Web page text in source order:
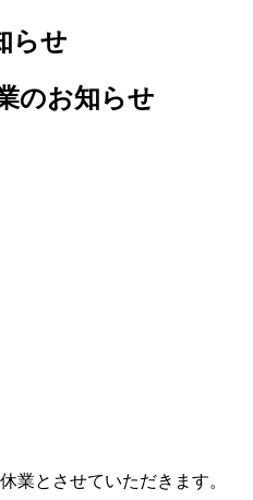
らせ
のお知らせ
業とさせていただきます。